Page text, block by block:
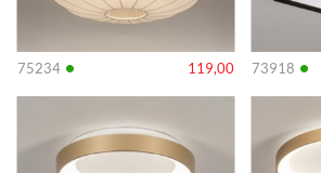
75234 • 119,00 73918 •
Info Info